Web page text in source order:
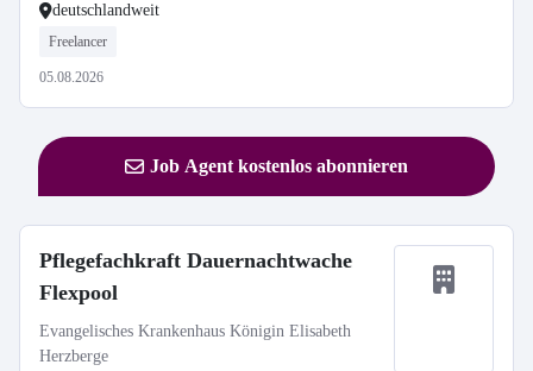
deutschlandweit
Freelancer
05.08.2026
Job Agent kostenlos abonnieren
Pflegefachkraft Dauernachtwache
Flexpool
Evangelisches Krankenhaus Königin Elisabeth
Herzberge